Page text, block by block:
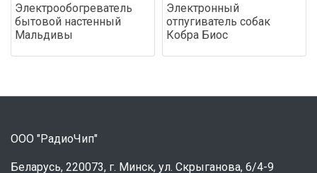
Электрообогреватель
бытовой настенный
Мальдивы
Электронный
отпугиватель собак
Кобра Биос
ООО "РадиоЧип"
Беларусь, 220073, г. Минск, ул. Скрыганова, 6/4-9